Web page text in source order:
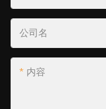
公司名
内容